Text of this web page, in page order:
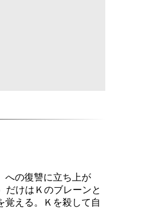
への復讐に立ち上が
だけはＫのブレーンと
覚える。Ｋを殺して自